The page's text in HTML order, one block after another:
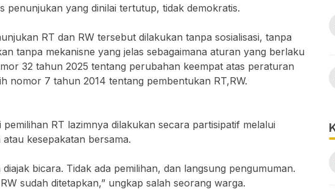
penunjukan yang dinilai tertutup, tidak demokratis.
RT dan RW tersebut dilakukan tanpa sosialisasi, tanpa
tanpa mekanisne yang jelas sebagaimana aturan yang berlaku
32 tahun 2025 tentang perubahan keempat atas peraturan
nomor 7 tahun 2014 tentang pembentukan RT,RW.
pemilihan RT lazimnya dilakukan secara partisipatif melalui
kesepakatan bersama.
diajak bicara. Tidak ada pemilihan, dan langsung pengumuman.
sudah ditetapkan,” ungkap salah seorang warga.